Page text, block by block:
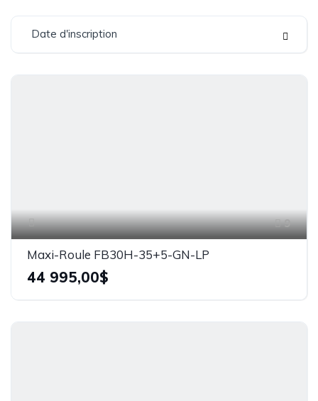
Date d'inscription
9
Maxi-Roule FB30H-35+5-GN-LP
44 995,00$